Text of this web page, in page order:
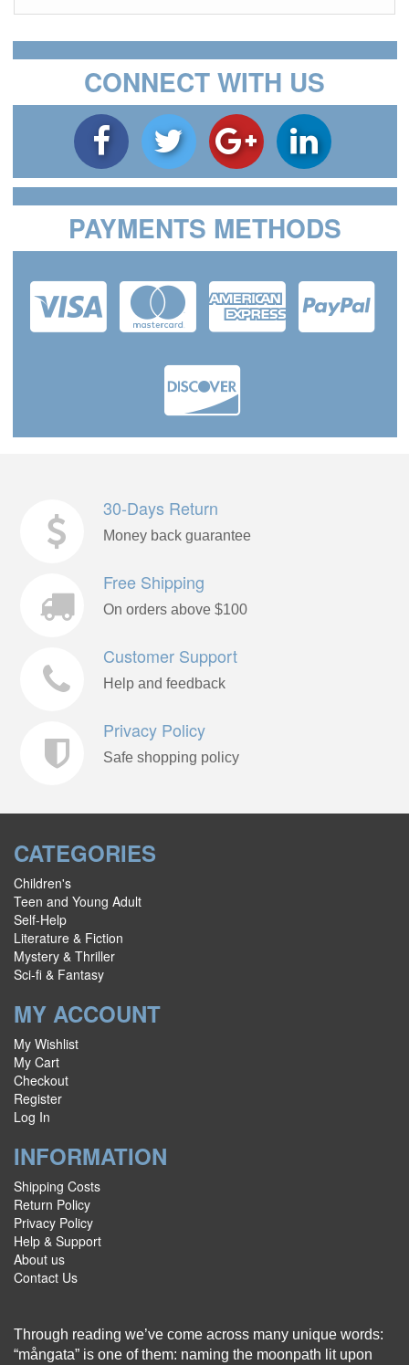
CONNECT WITH US
PAYMENTS METHODS
30-Days Return
Money back guarantee
Free Shipping
On orders above $100
Customer Support
Help and feedback
Privacy Policy
Safe shopping policy
CATEGORIES
Children's
Teen and Young Adult
Self-Help
Literature & Fiction
Mystery & Thriller
Sci-fi & Fantasy
MY ACCOUNT
My Wishlist
My Cart
Checkout
Register
Log In
INFORMATION
Shipping Costs
Return Policy
Privacy Policy
Help & Support
About us
Contact Us
Through reading we’ve come across many unique words:
“mångata” is one of them: naming the moonpath lit upon